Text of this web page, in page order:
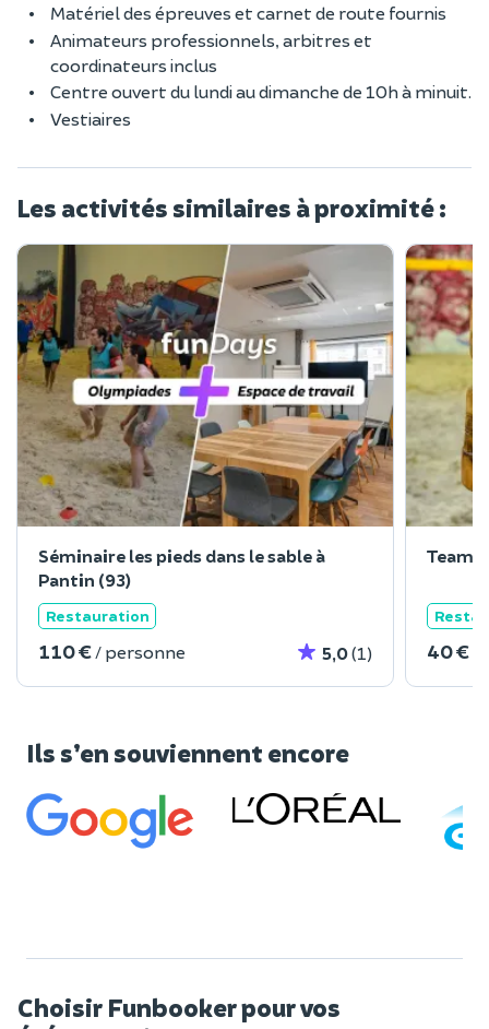
Matériel des épreuves et carnet de route fournis
Animateurs professionnels, arbitres et
coordinateurs inclus
Centre ouvert du lundi au dimanche de 10h à minuit.
Vestiaires
Les activités similaires à proximité :
Séminaire les pieds dans le sable à
Pantin (93)
Restauration
110 € / personne 5,0(1)
Team
40 €
Ils s’en souviennent encore
Choisir Funbooker pour vos